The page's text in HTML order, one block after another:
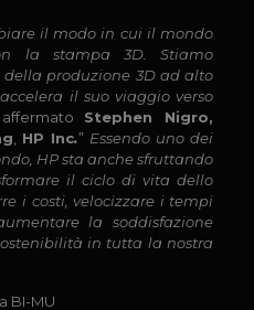
il modo in cui il mondo
la stampa 3D. Stiamo
produzione 3D ad alto
il suo viaggio verso
Stephen Nigro,
HP Inc.” Essendo uno dei
HP sta anche sfruttando
il ciclo di vita dello
i costi, velocizzare i tempi
la soddisfazione
in tutta la nostra